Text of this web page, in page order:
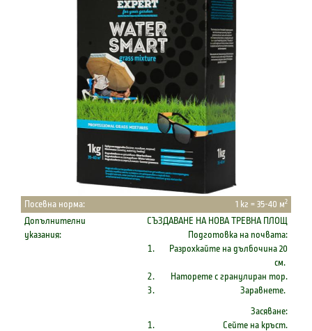
Посевна норма: 1 кг = 35-40 м2
Допълнителни
указания:
СЪЗДАВАНЕ НА НОВА ТРЕВНА ПЛОЩ
Подготовка на почвата:
Разрохкайте на дълбочина 20
см.
Наторете с гранулиран тор.
Заравнете.
Засяване:
Сейте на кръст.